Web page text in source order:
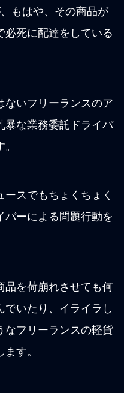
もはや、その商品が
必死に配達をしている
ないフリーランスのア
暴な業務委託ドライバ
スでもちょくちょく
バーによる問題行動を
品を荷崩れさせても何
でいたり、イライラし
なフリーランスの軽貨
す。